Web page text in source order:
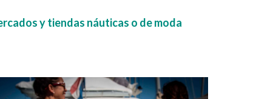
y tiendas náuticas o de moda